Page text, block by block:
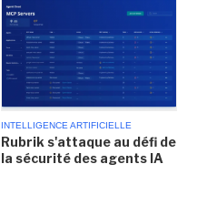
INTELLIGENCE ARTIFICIELLE
Rubrik s'attaque au défi de
la sécurité des agents IA